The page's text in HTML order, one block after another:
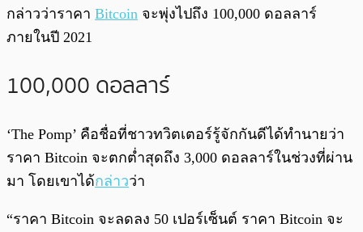
กล่าวว่าราคา Bitcoin จะพุ่งไปถึง 100,000 ดอลลาร์
ภายในปี 2021
100,000 ดอลลาร์
‘The Pomp’ คือชื่อที่ชาวทวิตเตอร์รู้จักกันดีได้ทำนายว่า
ราคา Bitcoin จะตกต่ำสุดถึง 3,000 ดอลลาร์ในช่วงที่ผ่าน
มา โดยเขาได้กล่าวว่า
“ราคา Bitcoin จะลดลง 50 เปอร์เซ็นต์ ราคา Bitcoin จะ